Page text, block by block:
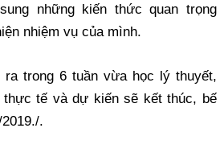
những kiến thức quan trọng
nhiệm vụ của mình.
ra trong 6 tuần vừa học lý thuyết,
thực tế và dự kiến sẽ kết thúc, bế
.